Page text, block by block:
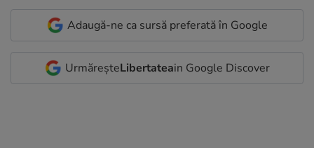
Adaugă-ne ca sursă preferată în Google
UrmăreșteLibertateain Google Discover